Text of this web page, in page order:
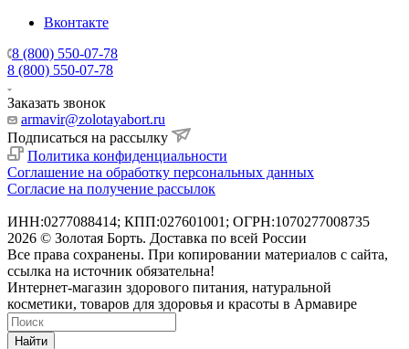
Вконтакте
8 (800) 550-07-78
8 (800) 550-07-78
Заказать звонок
armavir@zolotayabort.ru
Подписаться на рассылку
Политика конфиденциальности
Соглашение на обработку персональных данных
Согласие на получение рассылок
ИНН:0277088414; КПП:027601001; ОГРН:1070277008735
2026 © Золотая Борть. Доставка по всей России
Все права сохранены. При копировании материалов с сайта,
ссылка на источник обязательна!
Интернет-магазин здорового питания, натуральной
косметики, товаров для здоровья и красоты в Армавире
Найти